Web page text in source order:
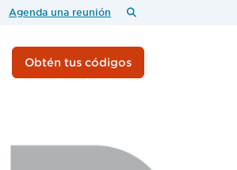
Agenda una reunión
Obtén tus códigos